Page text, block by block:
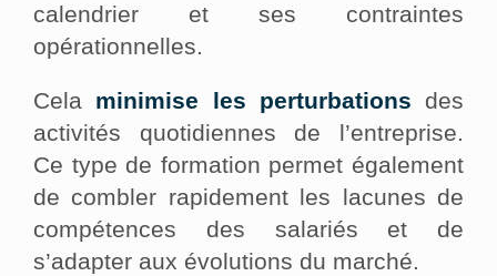
calendrier et ses contraintes
opérationnelles.
Cela minimise les perturbations des
activités quotidiennes de l’entreprise.
Ce type de formation permet également
de combler rapidement les lacunes de
compétences des salariés et de
s’adapter aux évolutions du marché.